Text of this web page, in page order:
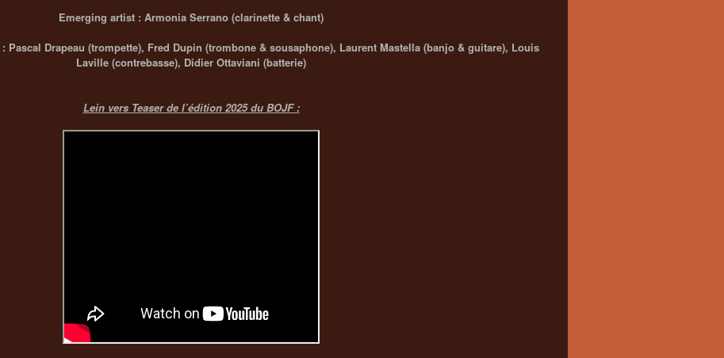
Emerging artist : Armonia Serrano (clarinette & chant)
: Pascal Drapeau (trompette), Fred Dupin (trombone & sousaphone), Laurent Mastella (banjo & guitare), Louis
Laville (contrebasse), Didier Ottaviani (batterie)
Lein vers Teaser de l’édition 2025 du BOJF :